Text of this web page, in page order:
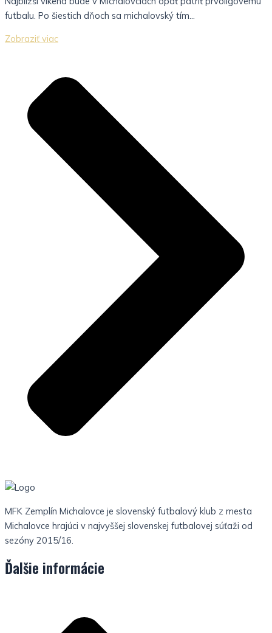
futbalu. Po šiestich dňoch sa michalovský tím...
Zobraziť viac
MFK Zemplín Michalovce je slovenský futbalový klub z mesta
Michalovce hrajúci v najvyššej slovenskej futbalovej súťaži od
sezóny 2015/16.
Ďalšie informácie